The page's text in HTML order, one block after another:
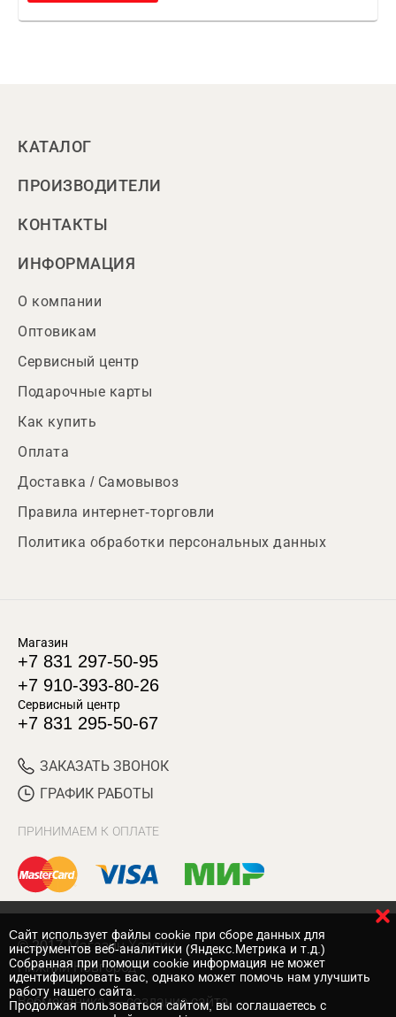
КАТАЛОГ
ПРОИЗВОДИТЕЛИ
КОНТАКТЫ
ИНФОРМАЦИЯ
О компании
Оптовикам
Сервисный центр
Подарочные карты
Как купить
Оплата
Доставка / Самовывоз
Правила интернет-торговли
Политика обработки персональных данных
Магазин
+7 831 297-50-95
+7 910-393-80-26
Сервисный центр
+7 831 295-50-67
ЗАКАЗАТЬ ЗВОНОК
ГРАФИК РАБОТЫ
ПРИНИМАЕМ К ОПЛАТЕ
© 2017 Магазин Хозяин
Нижний Новгород
Вебмеханика — создание сайта
Cайт использует файлы cookie при сборе данных для
инструментов веб-аналитики (Яндекс.Метрика и т.д.)
Собранная при помощи cookie информация не может
идентифицировать вас, однако может помочь нам улучшить
работу нашего сайта.
Продолжая пользоваться сайтом, вы соглашаетесь с